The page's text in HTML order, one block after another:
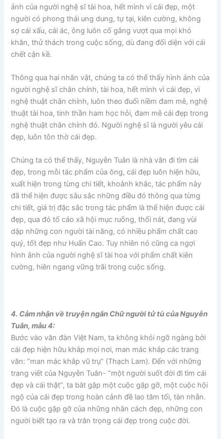
ảnh của người nghệ sĩ tài hoa, hết mình vì cái đẹp, một
người có phong thái ung dung, tự tại, kiên cường, không
sợ cái xấu, cái ác, ông luôn cố gắng vượt qua mọi khó
khăn, thử thách trong cuộc sống, dù đang đối diện với cái
chết cận kề.
Thông qua hai nhân vật, chúng ta có thể thấy hình ảnh của
người nghệ sĩ chân chính, tài hoa, hết mình vì cái đẹp, vì
nghệ thuật chân chính, luôn theo đuổi niềm đam mê, nghệ
thuật tài hoa, tinh thần ham học hỏi, đam mê cái đẹp trong
nghệ thuật chân chính đó. Người nghệ sĩ là người yêu cái
đẹp, luôn tôn thờ cái đẹp.
Chúng ta có thể thấy, Nguyễn Tuân là nhà văn đi tìm cái
đẹp, trong mỗi tác phẩm của ông, cái đẹp luôn hiện hữu,
xuất hiện trong từng chi tiết, khoảnh khắc, tác phẩm này
đã thể hiện được sâu sắc những điều đó thông qua từng
chi tiết, giá trị đặc sắc trong tác phẩm là thể hiện được cái
đẹp, qua đó tố cáo xã hội mục ruỗng, thối nát, đang vùi
dập những con người tài năng, có nhiều phẩm chất cao
quý, tốt đẹp như Huấn Cao. Tuy nhiên nó cũng ca ngợi
hình ảnh của người nghệ sĩ tài hoa với phẩm chất kiên
cường, hiên ngang vững trãi trong cuộc sống.
4. Cảm nhận về truyện ngắn Chữ người tử tù của Nguyễn
Tuân, mẫu 4:
Bước vào văn đàn Việt Nam, ta không khỏi ngỡ ngàng bởi
cái đẹp hiện hữu khắp mọi nơi, man mác khắp các trang
văn: “man mác khắp vũ trụ” (Thạch Lam). Đến với những
trang viết của Nguyễn Tuân- “một người suốt đời đi tìm cái
đẹp và cái thật”, ta bắt gặp một cuộc gặp gỡ, một cuộc hội
ngộ của cái đẹp trong hoàn cảnh đề lao tăm tối, tàn nhẫn.
Đó là cuộc gặp gỡ của những nhân cách đẹp, những con
người biết tạo ra và trân trọng cái đẹp trong cuộc đời.